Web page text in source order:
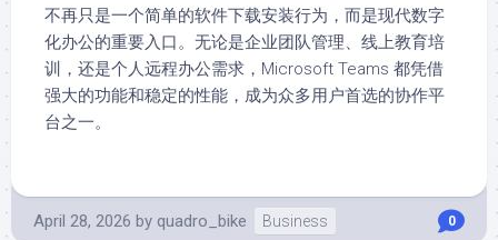
不再只是一个简单的软件下载安装行为，而是现代数字
化办公的重要入口。无论是企业团队管理、线上教育培
训，还是个人远程办公需求，Microsoft Teams 都凭借
强大的功能和稳定的性能，成为众多用户首选的协作平
台之一。
April 28, 2026 by quadro_bike Business 0